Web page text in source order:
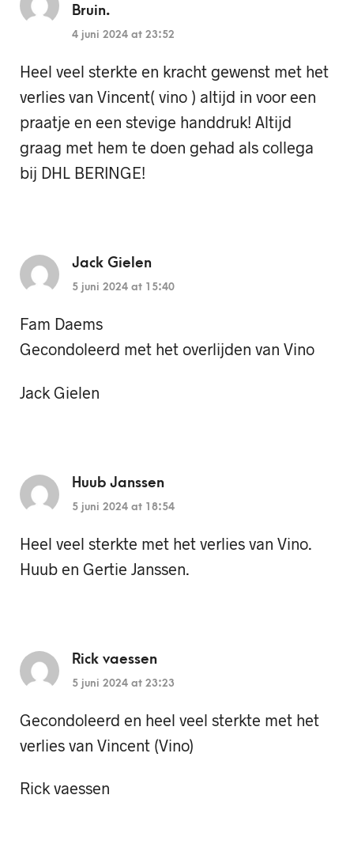
Bruin.
4 juni 2024 at 23:52
Heel veel sterkte en kracht gewenst met het
verlies van Vincent( vino ) altijd in voor een
praatje en een stevige handdruk! Altijd
graag met hem te doen gehad als collega
bij DHL BERINGE!
Jack Gielen
5 juni 2024 at 15:40
Fam Daems
Gecondoleerd met het overlijden van Vino
Jack Gielen
Huub Janssen
5 juni 2024 at 18:54
Heel veel sterkte met het verlies van Vino.
Huub en Gertie Janssen.
Rick vaessen
5 juni 2024 at 23:23
Gecondoleerd en heel veel sterkte met het
verlies van Vincent (Vino)
Rick vaessen